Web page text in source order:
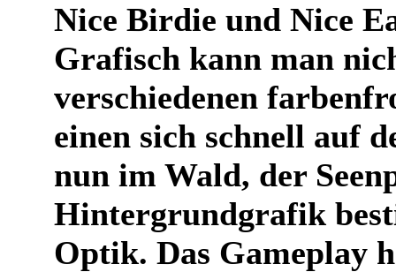
Nice Birdie und Nice
Grafisch kann man
verschiedenen
einen sich schnell auf
nun im Wald, der
Hintergrundgrafik
Optik. Das Gameplay